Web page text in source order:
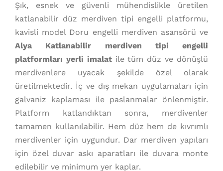
Şık, esnek ve güvenli mühendislikle üretilen
katlanabilir düz merdiven tipi engelli platformu,
kavisli model Doru engelli merdiven asansörü ve
Alya Katlanabilir merdiven tipi engelli
platformları yerli imalat ile tüm düz ve dönüşlü
merdivenlere uyacak şekilde özel olarak
üretilmektedir. İç ve dış mekan uygulamaları için
galvaniz kaplaması ile paslanmalar önlenmiştir.
Platform katlandıktan sonra, merdivenler
tamamen kullanılabilir. Hem düz hem de kıvrımlı
merdivenler için uygundur. Dar merdiven yapıları
için özel duvar askı aparatları ile duvara monte
edilebilir ve minimum yer kaplar.